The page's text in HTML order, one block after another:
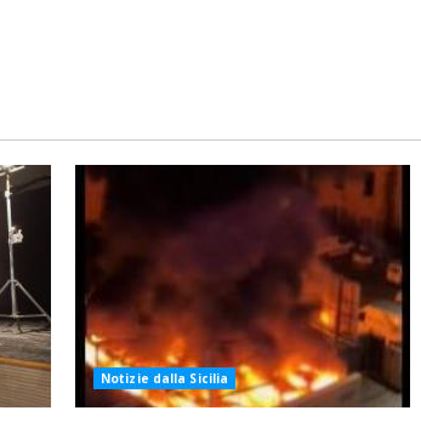
Notizie dalla Sicilia